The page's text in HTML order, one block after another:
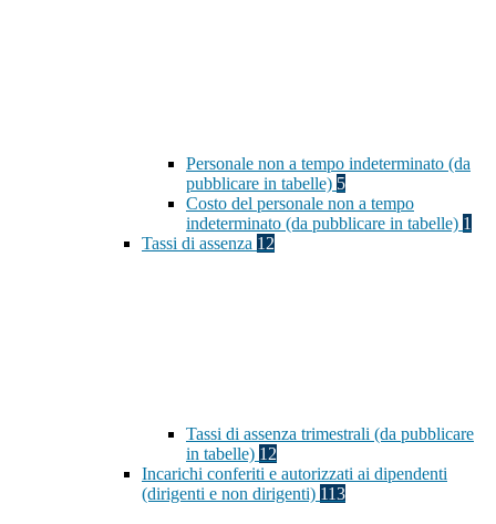
Personale non a tempo indeterminato (da
pubblicare in tabelle) 5
Costo del personale non a tempo
indeterminato (da pubblicare in tabelle) 1
Tassi di assenza 12
Tassi di assenza trimestrali (da pubblicare
in tabelle) 12
Incarichi conferiti e autorizzati ai dipendenti
(dirigenti e non dirigenti) 113